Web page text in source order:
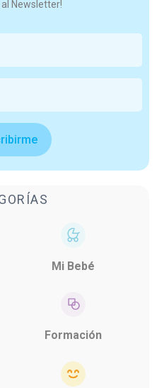
Newsletter!
Mi Bebé
Formación